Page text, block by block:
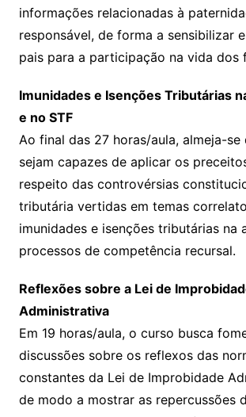
informações relacionadas à
responsável, de forma a sensibilizar
pais para a participação na vida dos
Imunidades e Isenções Tributárias
e no STF
Ao final das 27 horas/aula, almeja-se
sejam capazes de aplicar os
respeito das controvérsias
tributária vertidas em temas
imunidades e isenções tributárias na
processos de competência recursal.
Reflexões sobre a Lei de
Administrativa
Em 19 horas/aula, o curso busca
discussões sobre os reflexos das
constantes da Lei de Improbidade
de modo a mostrar as repercussões